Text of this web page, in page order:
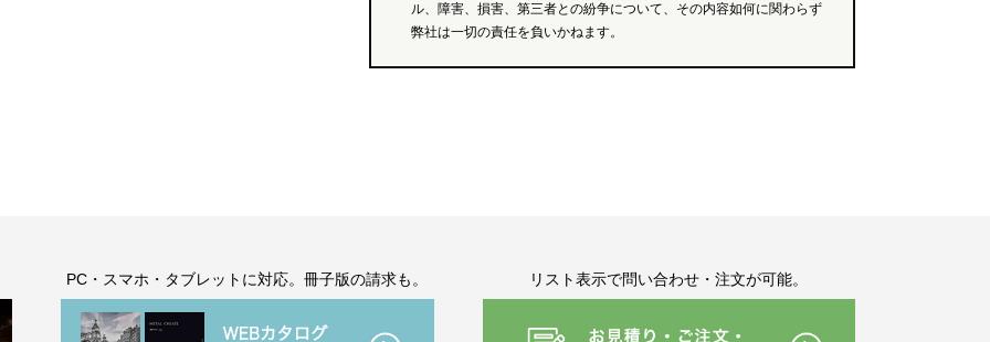
ル、障害、損害、第三者との紛争について、その内容如何に関わらず
弊社は一切の責任を負いかねます。
PC・スマホ・タブレットに対応。冊子版の請求も。 リスト表示で問い合わせ・注文が可能。